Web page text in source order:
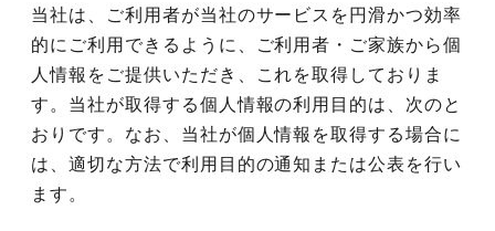
当社は、ご利用者が当社のサービスを円滑かつ効率
的にご利用できるように、ご利用者・ご家族から個
人情報をご提供いただき、これを取得しておりま
す。当社が取得する個人情報の利用目的は、次のと
おりです。なお、当社が個人情報を取得する場合に
は、適切な方法で利用目的の通知または公表を行い
ます。